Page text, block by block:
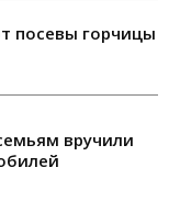
посевы горчицы
вручили